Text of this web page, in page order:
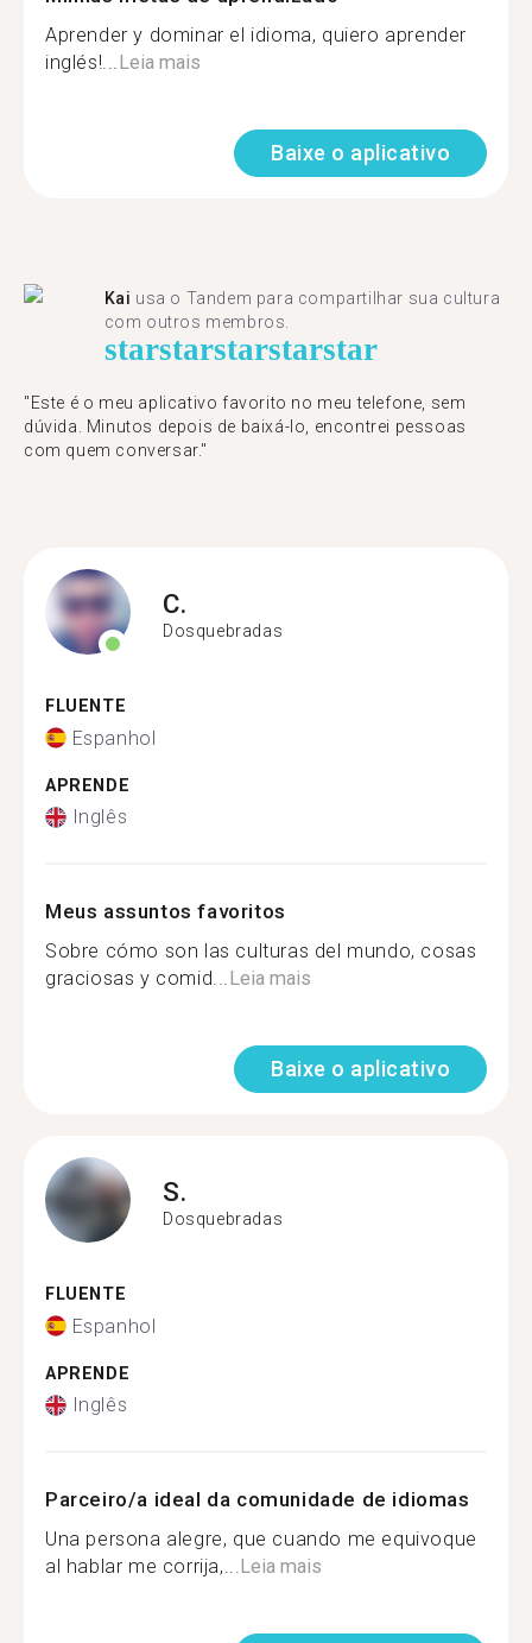
Aprender y dominar el idioma, quiero aprender
inglés!...Leia mais
Baixe o aplicativo
Kai usa o Tandem para compartilhar sua cultura
com outros membros.
starstarstarstarstar
"Este é o meu aplicativo favorito no meu telefone, sem
dúvida. Minutos depois de baixá-lo, encontrei pessoas
com quem conversar."
C.
Dosquebradas
FLUENTE
Espanhol
APRENDE
Inglês
Meus assuntos favoritos
Sobre cómo son las culturas del mundo, cosas
graciosas y comid...Leia mais
Baixe o aplicativo
S.
Dosquebradas
FLUENTE
Espanhol
APRENDE
Inglês
Parceiro/a ideal da comunidade de idiomas
Una persona alegre, que cuando me equivoque
al hablar me corrija,...Leia mais